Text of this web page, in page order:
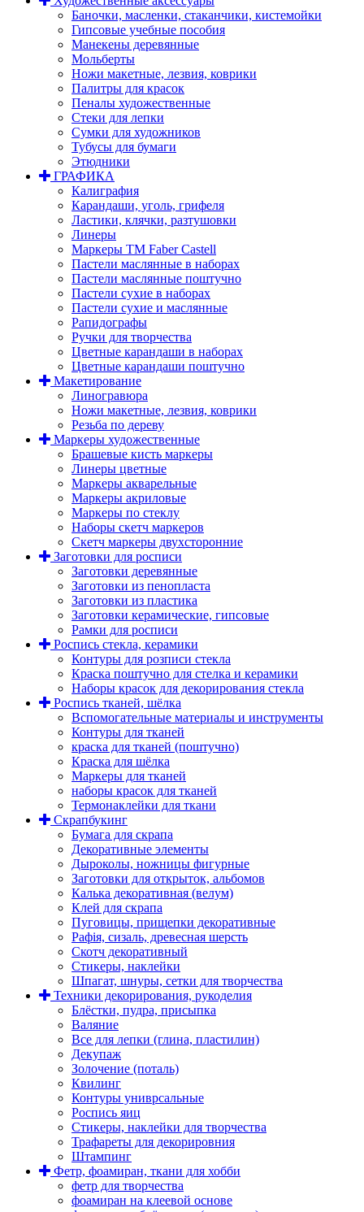
Баночки, масленки, стаканчики, кистемойки
Гипсовые учебные пособия
Манекены деревянные
Мольберты
Ножи макетные, лезвия, коврики
Палитры для красок
Пеналы художественные
Стеки для лепки
Сумки для художников
Тубусы для бумаги
Этюдники
ГРАФИКА
Калиграфия
Карандаши, уголь, грифеля
Ластики, клячки, разтушовки
Линеры
Маркеры TM Faber Castell
Пастели маслянные в наборах
Пастели маслянные поштучно
Пастели сухие в наборах
Пастели сухие и маслянные
Рапидографы
Ручки для творчества
Цветные карандаши в наборах
Цветные карандаши поштучно
Макетирование
Линогравюра
Ножи макетные, лезвия, коврики
Резьба по дереву
Маркеры художественные
Брашевые кисть маркеры
Линеры цветные
Маркеры акварельные
Маркеры акриловые
Маркеры по стеклу
Наборы скетч маркеров
Скетч маркеры двухсторонние
Заготовки для росписи
Заготовки деревянные
Заготовки из пенопласта
Заготовки из пластика
Заготовки керамические, гипсовые
Рамки для росписи
Роспись стекла, керамики
Контуры для розписи стекла
Краска поштучно для стелка и керамики
Наборы красок для декорирования стекла
Роспись тканей, шёлка
Вспомогательные материалы и инструменты
Контуры для тканей
краска для тканей (поштучно)
Краска для шёлка
Маркеры для тканей
наборы красок для тканей
Термонаклейки для ткани
Скрапбукинг
Бумага для скрапа
Декоративные элементы
Дыроколы, ножницы фигурные
Заготовки для открыток, альбомов
Калька декоративная (велум)
Клей для скрапа
Пуговицы, прищепки декоративные
Рафія, сизаль, древесная шерсть
Скотч декоративный
Стикеры, наклейки
Шпагат, шнуры, сетки для творчества
Техники декорирования, рукоделия
Блёстки, пудра, присыпка
Валяние
Все для лепки (глина, пластилин)
Декупаж
Золочение (поталь)
Квилинг
Контуры униврсальные
Роспись яиц
Стикеры, наклейки для творчества
Трафареты для декорировния
Штампинг
Фетр, фоамиран, ткани для хобби
фетр для творчества
фоамиран на клеевой основе